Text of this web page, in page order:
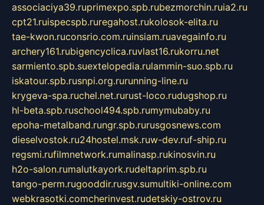
associaciya39.ruprimexpo.spb.rubezmorchin.ruia2.ru
cpt21.ruispecspb.ruregahost.rukolosok-elita.ru
tae-kwon.ruconsrio.com.ruinsiam.ruavegainfo.ru
archery161.rubigencyclica.ruvlast16.rukorru.net
sarmiento.spb.suextelopedia.rulammin-suo.spb.ru
iskatour.spb.rusnpi.org.rurunning-line.ru
krygeva-spa.ruchel.net.rurust-loco.rudugshop.ru
hl-beta.spb.ruschool494.spb.rumymubaby.ru
epoha-metalband.rungr.spb.rurusgosnews.com
dieselvostok.ru24hostel.msk.ruw-dev.ruf-ship.ru
regsmi.rufilmnetwork.rumalinasp.rukinosvin.ru
h2o-salon.rumalutkayork.rudeltaprim.spb.ru
tango-perm.rugooddir.rusgv.sumultiki-online.com
webkrasotki.comcherinvest.rudetskiy-ostrov.ru